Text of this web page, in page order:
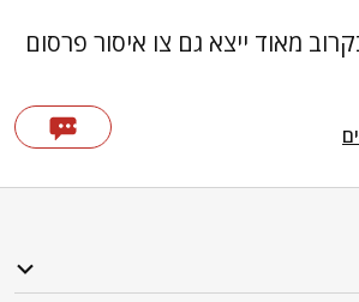
מאוד ייצא גם צו איסור פרסום